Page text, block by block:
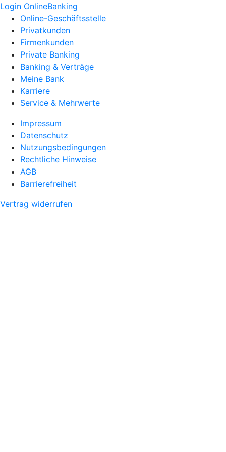
Login OnlineBanking
Online-Geschäftsstelle
Privatkunden
Firmenkunden
Private Banking
Banking & Verträge
Meine Bank
Karriere
Service & Mehrwerte
Impressum
Datenschutz
Nutzungsbedingungen
Rechtliche Hinweise
AGB
Barrierefreiheit
Vertrag widerrufen